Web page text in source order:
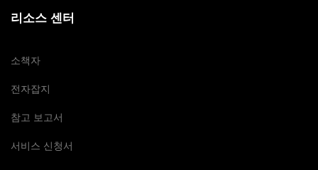
리소스 센터
소책자
전자잡지
참고 보고서
서비스 신청서